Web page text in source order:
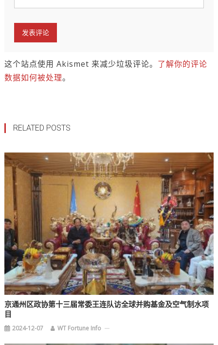
这个站点使用 Akismet 来减少垃圾评论。 了解你的评论
数据如何被处理。
RELATED POSTS
京通州区政协第十三届常委王连队访全球并购基金及空气制水项
目
2024-12-07 WT Fortune Info